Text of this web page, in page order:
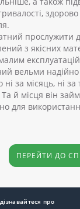
прослужити
з якісних
вельми
за місяць, ні за
й місця він
для
ПЕРЕЙТИ ДО
про